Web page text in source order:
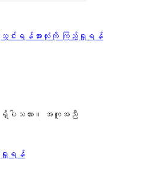
င်းရန်သုံးသပ်
အားလုံးကို ကြည့်ရှုရန်
း ရှိပါသလား။ အကူအညီ
ရှုရန်